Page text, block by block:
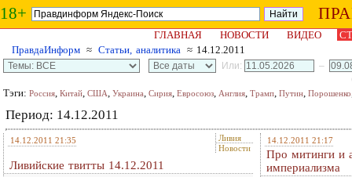
18+
ГЛАВНАЯ НОВОСТИ ВИДЕО
ПравдаИнформ ≈ Статьи, аналитика ≈ 14.12.2011
Или:
–
Тэги: Россия, Китай, США, Украина, Сирия, Евросоюз, Англия, Трамп, Путин, Порошенко
Период: 14.12.2011
14.12.2011 21:35
Ливия
Новости
Ливийские твитты 14.12.2011
14.12.2011 21:17
Про митинги и
империализма